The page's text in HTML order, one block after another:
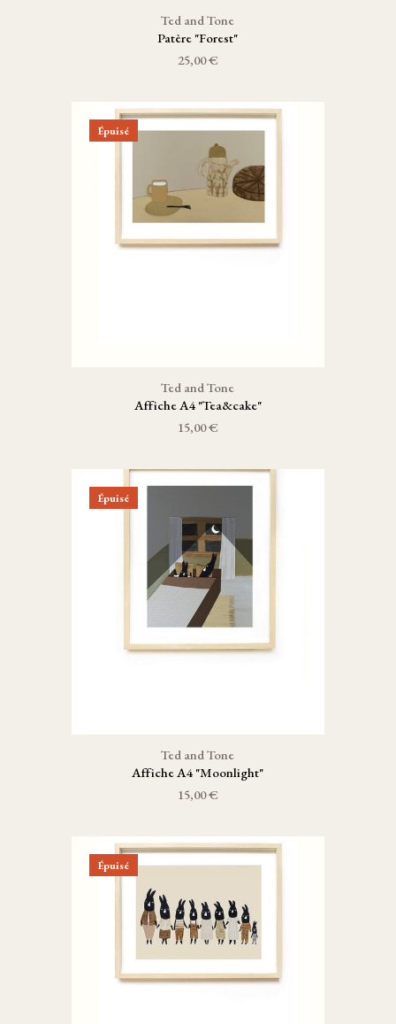
Ted and Tone
Patère "Forest"
25,00 €
Épuisé
Ted and Tone
Affiche A4 "Tea&cake"
15,00 €
Épuisé
Ted and Tone
Affiche A4 "Moonlight"
15,00 €
Épuisé